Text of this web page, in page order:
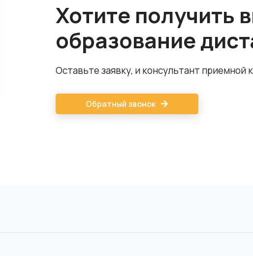
Хотите получить
образование
Оставьте заявку, и консультант приемной
Обратный звонок